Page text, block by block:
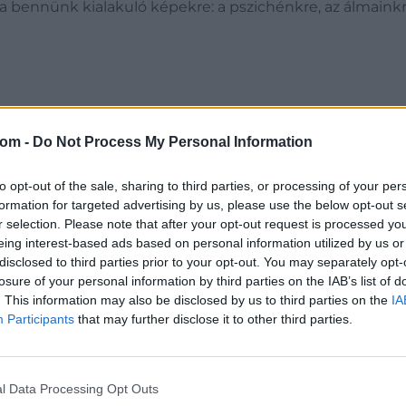
- Do Not Process My Personal Information
opt-out of the sale, sharing to third parties, or processing of your
for targeted advertising by us, please use the below opt-out
selection. Please note that after your opt-out request is processed
interest-based ads based on personal information utilized by us
to third parties prior to your opt-out. You may separately
of your personal information by third parties on the IAB’s list of
This information may also be disclosed by us to third parties on the
Participants that may further disclose it to other third parties.
Data Processing Opt Outs
kialakuló képekre: a pszichénkre, az
Dávid / Light Art Museum Budapest
sokrétű világa. A fény kettős természetétől
a bemutatott művek rávilágítanak arra,
művészet határmezsgyéjén mozgó alkotások
aktivitásának szoros összefüggését.
hagyományosan nyelvi korlátokba ütközik. A
az álmok vizuális világának
helyezve hívja fel a figyelmet az internet és a
a másfajta látásmódok és az eltérő kognitív
eltérő neurológiai mintázatok ugyanis nemcsak
művek átélhetővé teszik ezek sokféleségét, és
fontosságát az álmokban és az éber állapotban.